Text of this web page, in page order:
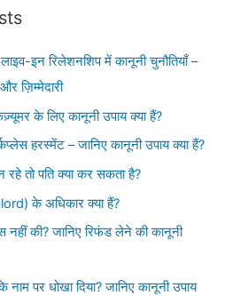
इन रिलेशनशिप में कानूनी चुनौतियाँ –
ज़िम्मेदारी
के लिए कानूनी उपाय क्या हैं?
हरस्मेंट – जानिए कानूनी उपाय क्या हैं?
रहे तो पति क्या कर सकता है?
के अधिकार क्या हैं?
नहीं की? जानिए रिफंड लेने की कानूनी
पर धोखा दिया? जानिए कानूनी उपाय